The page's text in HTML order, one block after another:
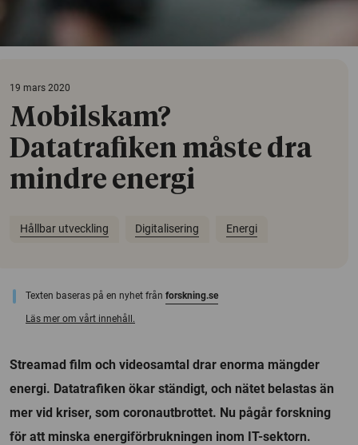
19 mars 2020
Mobilskam?
Datatrafiken måste dra
mindre energi
Hållbar utveckling Digitalisering Energi
Texten baseras på en nyhet från forskning.se
Läs mer om vårt innehåll.
Streamad film och videosamtal drar enorma mängder
energi. Datatrafiken ökar ständigt, och nätet belastas än
mer vid kriser, som coronautbrottet. Nu pågår forskning
för att minska energiförbrukningen inom IT-sektorn.